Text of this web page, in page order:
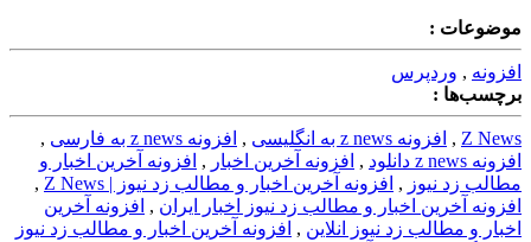
موضوعات :
افزونه , وردپرس
برچسب‌ها :
Z News
, افزونه z news به انگلیسی , افزونه z news به فارسی
,
افزونه z news دانلود
, افزونه آخرین اخبار , افزونه آخرین اخبار و
مطالب زد نیوز , افزونه آخرین اخبار و مطالب زد نیوز | Z News
,
افزونه آخرین اخبار و مطالب زد نیوز اخبار ایران , افزونه آخرین
اخبار و مطالب زد نیوز انلاین , افزونه آخرین اخبار و مطالب زد نیوز